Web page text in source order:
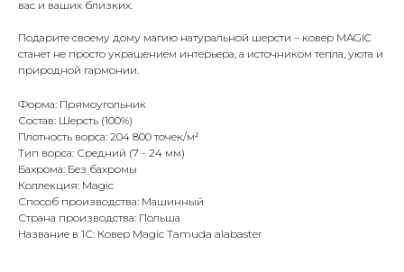
вас и ваших близких.
Подарите своему дому магию натуральной шерсти – ковер MAGIC
станет не просто украшением интерьера, а источником тепла, уюта и
природной гармонии.
Форма: Прямоугольник
Состав: Шерсть (100%)
Плотность ворса: 204 800 точек/м²
Тип ворса: Средний (7 - 24 мм)
Бахрома: Без бахромы
Коллекция: Magic
Способ производства: Машинный
Страна производства: Польша
Название в 1С: Ковер Magic Tamuda alabaster